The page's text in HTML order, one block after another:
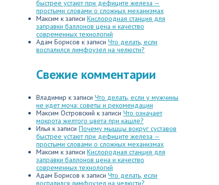
быстрее устают при дефиците железа —
простыми словами о сложных механизмах
Максим к записи Кислородная станция для
заправки баллонов цена и качество
современных технологий
Адам Борисов к записи Что делать, если
воспалился лимфоузел на челюсти?
Свежие комментарии
Владимир к записи Что делать, если у мужчины
не идет моча: советы и рекомендации
Максим Островский к записи Что означает
мокрота желтого цвета при кашле?
Илья к записи Почему мышцы вокруг суставов
быстрее устают при дефиците железа —
простыми словами о сложных механизмах
Максим к записи Кислородная станция для
заправки баллонов цена и качество
современных технологий
Адам Борисов к записи Что делать, если
воспалился лимфоузел на челюсти?